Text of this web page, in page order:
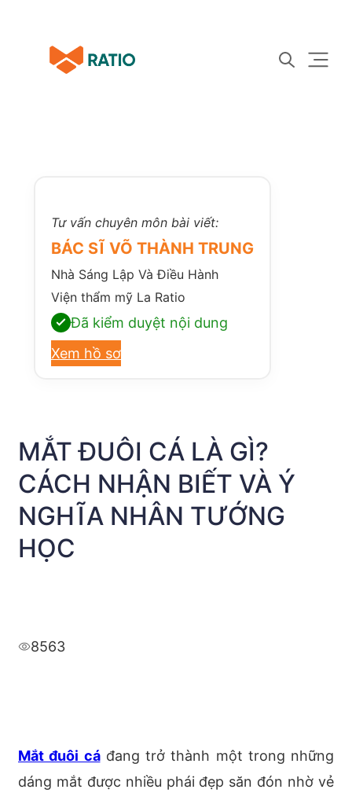
Tư vấn chuyên môn bài viết:
BÁC SĨ VÕ THÀNH TRUNG
Nhà Sáng Lập Và Điều Hành
Viện thẩm mỹ La Ratio
Đã kiểm duyệt nội dung
Xem hồ sơ
MẮT ĐUÔI CÁ LÀ GÌ?
CÁCH NHẬN BIẾT VÀ Ý
NGHĨA NHÂN TƯỚNG
HỌC
8563
Mắt đuôi cáđang trở thành một trong những
dáng mắt được nhiều phái đẹp săn đón nhờ vẻ